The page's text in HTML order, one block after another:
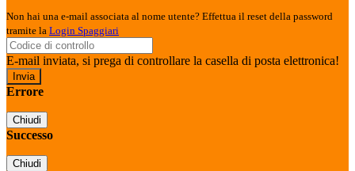
Non hai una e-mail associata al nome utente? Effettua il reset della password
tramite la Login Spaggiari
E-mail inviata, si prega di controllare la casella di posta elettronica!
Errore
Chiudi
Successo
Chiudi